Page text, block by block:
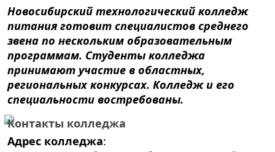
Новосибирский технологический колледж
питания готовит специалистов среднего
звена по нескольким образовательным
программам. Студенты колледжа
принимают участие в областных,
региональных конкурсах. Колледж и его
специальности востребованы.
Контакты колледжа
Адрес колледжа: